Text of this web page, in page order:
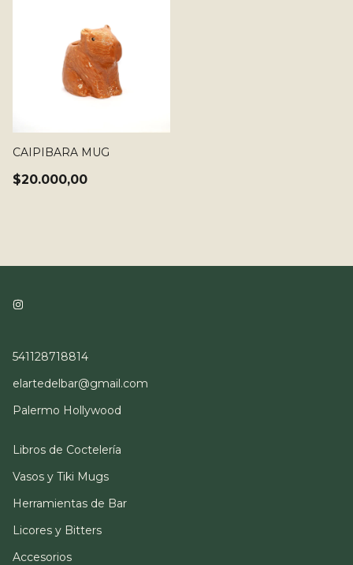
CAIPIBARA MUG
$20.000,00
541128718814
elartedelbar@gmail.com
Palermo Hollywood
Libros de Coctelería
Vasos y Tiki Mugs
Herramientas de Bar
Licores y Bitters
Accesorios